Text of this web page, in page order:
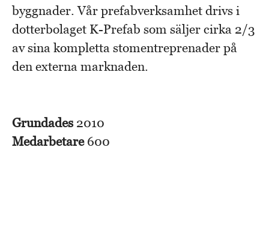
byggnader. Vår prefabverksamhet drivs i
dotterbolaget K-Prefab som säljer cirka 2/3
av sina kompletta stomentreprenader på
den externa marknaden.
Grundades 2010
Medarbetare 600